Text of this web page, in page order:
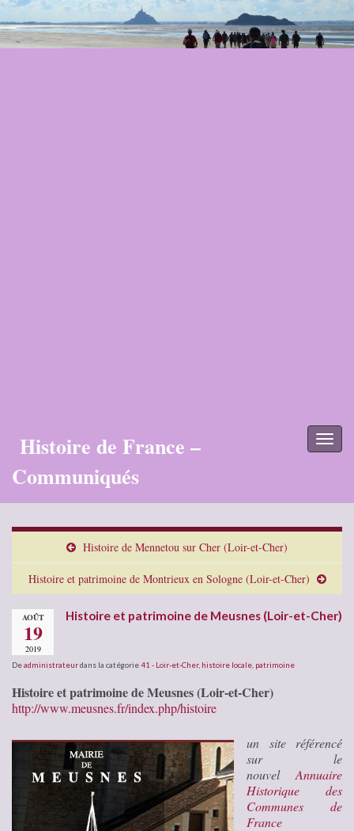
Histoire de France –
Communiqués
Histoire de Mennetou sur Cher (Loir-et-Cher)
Histoire et patrimoine de Montrieux en Sologne (Loir-et-Cher)
AOÛT
19
2019
Histoire et patrimoine de Meusnes (Loir-et-Cher)
Deadministrateurdans la catégorie41 - Loir-et-Cher, histoire locale patrimoine
Histoire et patrimoine de Meusnes (Loir-et-Cher)
http://www.meusnes.fr/index.php/histoire
un site référencé
sur le
nouvel Annuaire
Historique des
Communes de
France